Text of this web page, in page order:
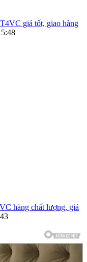
giá tốt, giao hàng
hàng chất lượng, giá